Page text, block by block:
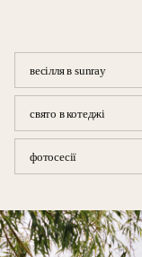
весілля в sunray
свято в котеджі
фотосесії